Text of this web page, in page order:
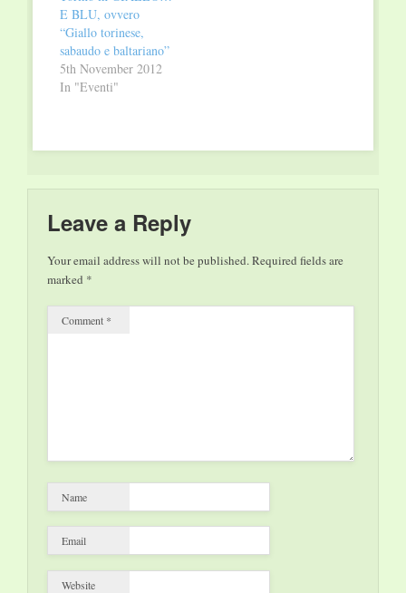
E BLU, ovvero
“Giallo torinese,
sabaudo e baltariano”
5th November 2012
In "Eventi"
Leave a Reply
Your email address will not be published.Required fields are
marked *
Comment *
Name
Email
Website